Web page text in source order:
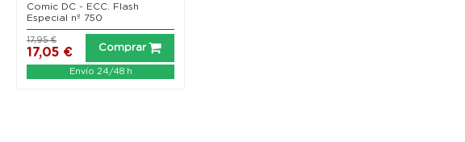
Comic DC - ECC. Flash
Especial nº 750
17,05 €
17,95 €
Comprar
Envío 24/48 h